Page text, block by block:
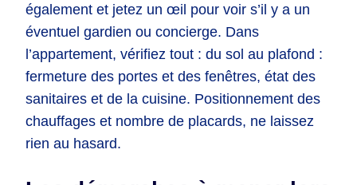
également et jetez un œil pour voir s’il y a un
éventuel gardien ou concierge. Dans
l’appartement, vérifiez tout : du sol au plafond :
fermeture des portes et des fenêtres, état des
sanitaires et de la cuisine. Positionnement des
chauffages et nombre de placards, ne laissez
rien au hasard.